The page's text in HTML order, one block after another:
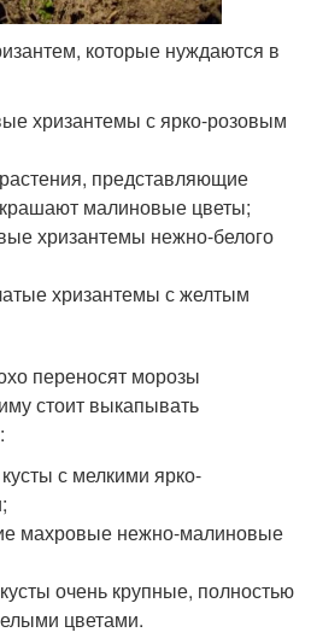
которые нуждаются в
хризантемы с ярко-розовым
представляющие
малиновые цветы;
хризантемы нежно-белого
хризантемы с желтым
переносят морозы
стоит выкапывать
с мелкими ярко-
махровые нежно-малиновые
очень крупные, полностью
цветами.